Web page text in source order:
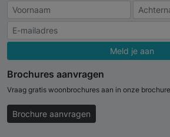
Meld je aan
Brochures aanvragen
Vraag gratis woonbrochures aan in onze
Brochure aanvragen